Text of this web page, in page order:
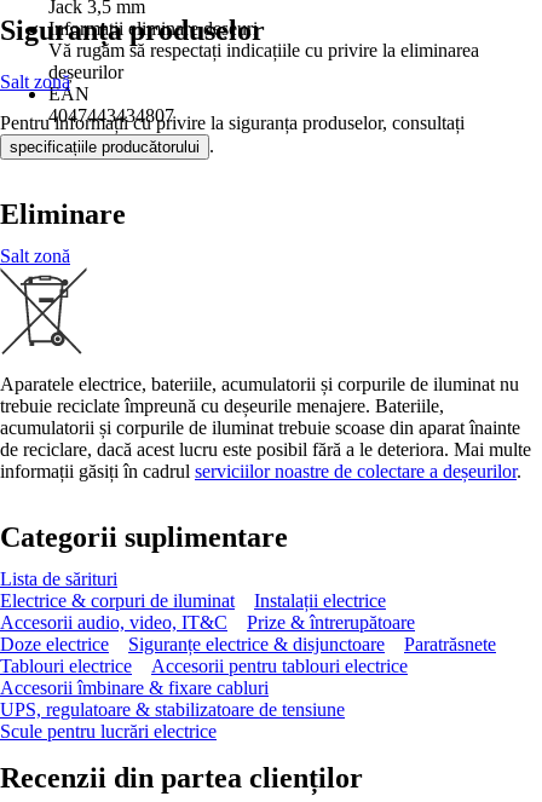
Jack 3,5 mm
Informații eliminare deșeuri
Vă rugăm să respectați indicațiile cu privire la eliminarea
deșeurilor
EAN
4047443434807
Siguranța produselor
Salt zonă
Pentru informații cu privire la siguranța produselor, consultați
specificațiile producătorului .
Eliminare
Salt zonă
Aparatele electrice, bateriile, acumulatorii și corpurile de iluminat nu
trebuie reciclate împreună cu deșeurile menajere. Bateriile,
acumulatorii și corpurile de iluminat trebuie scoase din aparat înainte
de reciclare, dacă acest lucru este posibil fără a le deteriora. Mai multe
informații găsiți în cadrul serviciilor noastre de colectare a deșeurilor.
Categorii suplimentare
Lista de sărituri
Electrice & corpuri de iluminat
Instalații electrice
Accesorii audio, video, IT&C
Prize & întrerupătoare
Doze electrice
Siguranțe electrice & disjunctoare
Paratrăsnete
Tablouri electrice
Accesorii pentru tablouri electrice
Accesorii îmbinare & fixare cabluri
UPS, regulatoare & stabilizatoare de tensiune
Scule pentru lucrări electrice
Recenzii din partea clienților